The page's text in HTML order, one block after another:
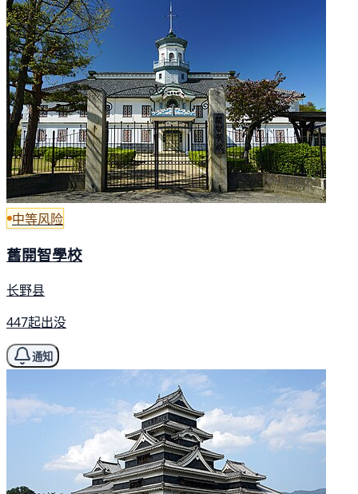
中等风险
舊開智學校
长野县
447起出没
通知